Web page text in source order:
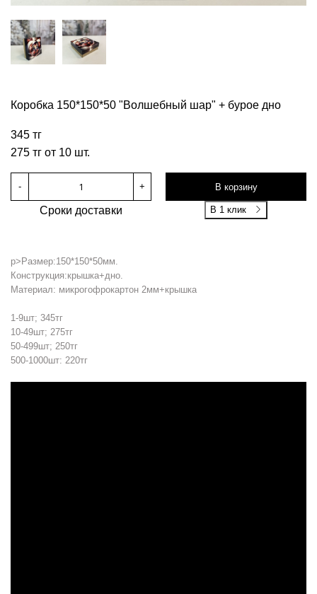
Коробка 150*150*50 "Волшебный шар" + бурое дно
345 тг
275 тг от 10 шт.
- + В корзину
Сроки доставки В 1 клик
p>Размер:150*150*50мм.
Конструкция:крышка+дно.
Материал: микрогофрокартон 2мм+крышка
1-9шт; 345тг
10-49шт; 275тг
50-499шт; 250тг
500-1000шт: 220тг